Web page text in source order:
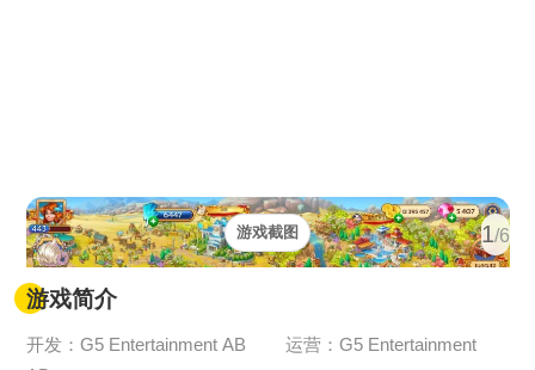
1/6
游戏截图
游戏简介
开发：G5 Entertainment AB
运营：G5 Entertainment